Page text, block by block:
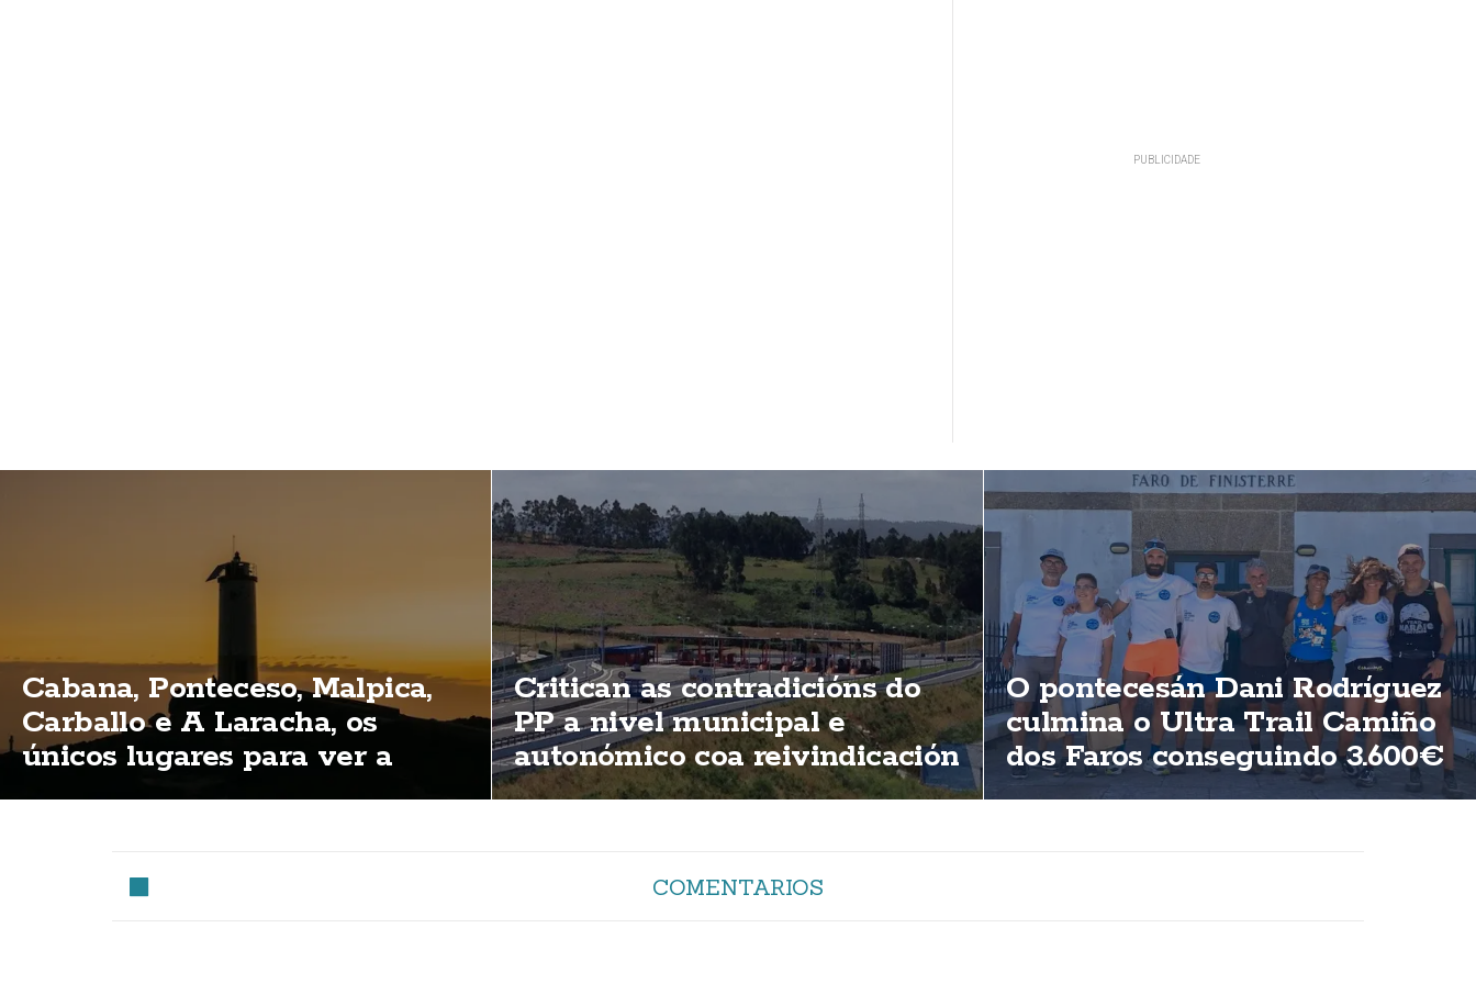
Cabana, Ponteceso, Malpica,
Carballo e A Laracha, os
únicos lugares para ver a
eclipse total na Costa da
Critican as contradicións do
PP a nivel municipal e
autonómico coa reivindicación
de elimininación das peaxes
O pontecesán Dani Rodríguez
culmina o Ultra Trail Camiño
dos Faros conseguindo 3.600€
para ASFEGA
COMENTARIOS